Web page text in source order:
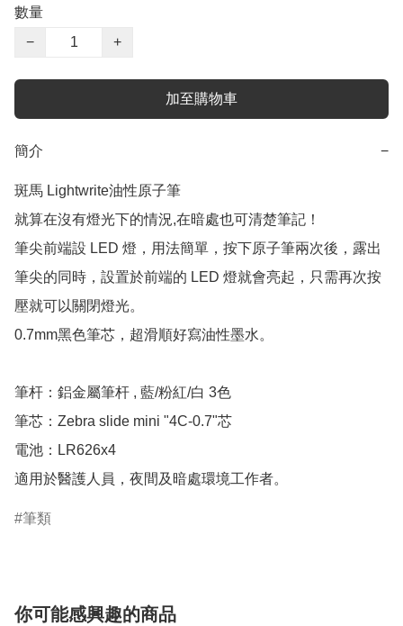
數量
−
+
加至購物車
簡介 −
斑馬 Lightwrite油性原子筆
就算在沒有燈光下的情況,在暗處也可清楚筆記！
筆尖前端設 LED 燈，用法簡單，按下原子筆兩次後，露出
筆尖的同時，設置於前端的 LED 燈就會亮起，只需再次按
壓就可以關閉燈光。
0.7mm黑色筆芯，超滑順好寫油性墨水。
筆杆：鋁金屬筆杆 , 藍/粉紅/白 3色
筆芯：Zebra slide mini "4C-0.7"芯
電池：LR626x4
筆類
你可能感興趣的商品